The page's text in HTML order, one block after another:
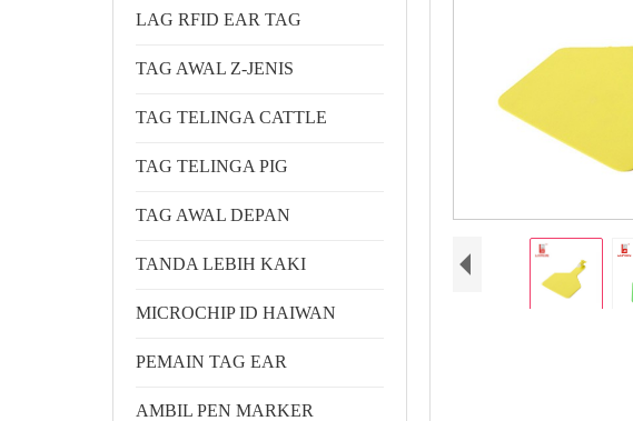
LAG RFID EAR TAG
TAG AWAL Z-JENIS
TAG TELINGA CATTLE
TAG TELINGA PIG
TAG AWAL DEPAN
TANDA LEBIH KAKI
MICROCHIP ID HAIWAN
PEMAIN TAG EAR
AMBIL PEN MARKER